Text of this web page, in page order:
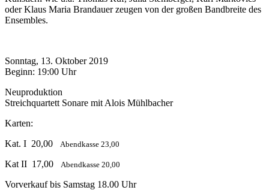
oder Klaus Maria Brandauer zeugen von der großen Bandbreite des
Ensembles.
Sonntag, 13. Oktober 2019
Beginn: 19:00 Uhr
Neuproduktion
Streichquartett Sonare mit Alois Mühlbacher
Karten:
Kat. I 20,00
Abendkasse 23,00
Kat II 17,00 Abendkasse 20,00
Vorverkauf bis Samstag 18.00 Uhr